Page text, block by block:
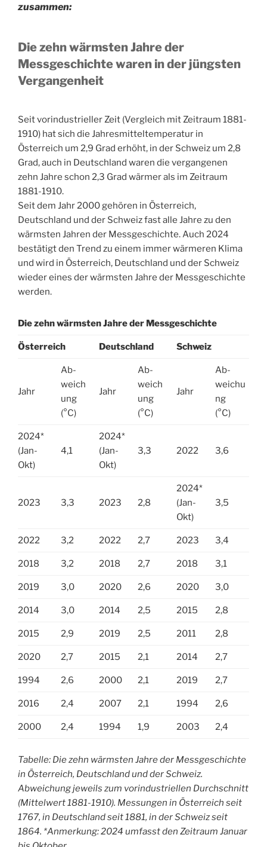
zusammen:
Die zehn wärmsten Jahre der
Messgeschichte waren in der jüngsten
Vergangenheit
Seit vorindustrieller Zeit (Vergleich mit Zeitraum 1881-
1910) hat sich die Jahresmitteltemperatur in
Österreich um 2,9 Grad erhöht, in der Schweiz um 2,8
Grad, auch in Deutschland waren die vergangenen
zehn Jahre schon 2,3 Grad wärmer als im Zeitraum
1881-1910.
Seit dem Jahr 2000 gehören in Österreich,
Deutschland und der Schweiz fast alle Jahre zu den
wärmsten Jahren der Messgeschichte. Auch 2024
bestätigt den Trend zu einem immer wärmeren Klima
und wird in Österreich, Deutschland und der Schweiz
wieder eines der wärmsten Jahre der Messgeschichte
werden.
Die zehn wärmsten Jahre der Messgeschichte
Österreich Deutschland Schweiz
Jahr
Ab-
weich
ung
(°C)
Jahr
Ab-
weich
ung
(°C)
Jahr
Ab-
weichu
ng
(°C)
2024*
(Jan-
Okt)
4,1
2024*
(Jan-
Okt)
3,3 2022 3,6
2023 3,3 2023 2,8
2024*
(Jan-
Okt)
3,5
2022 3,2 2022 2,7 2023 3,4
2018 3,2 2018 2,7 2018 3,1
2019 3,0 2020 2,6 2020 3,0
2014 3,0 2014 2,5 2015 2,8
2015 2,9 2019 2,5 2011 2,8
2020 2,7 2015 2,1 2014 2,7
1994 2,6 2000 2,1 2019 2,7
2016 2,4 2007 2,1 1994 2,6
2000 2,4 1994 1,9 2003 2,4
Tabelle: Die zehn wärmsten Jahre der Messgeschichte
in Österreich, Deutschland und der Schweiz.
Abweichung jeweils zum vorindustriellen Durchschnitt
(Mittelwert 1881-1910). Messungen in Österreich seit
1767, in Deutschland seit 1881, in der Schweiz seit
1864. *Anmerkung: 2024 umfasst den Zeitraum Januar